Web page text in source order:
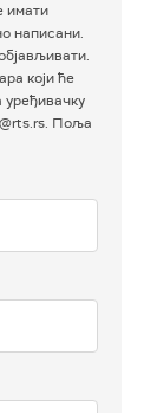
имати
написани.
који ће
уређивачку
Поља